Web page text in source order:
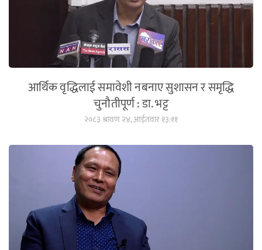
आर्थिक वृद्धिलाई समावेशी नबनाए सुशासन र समृद्धि
चुनौतीपूर्ण : डा. भट्ट
२०८३ श्रावण २४, आईतवार १३:११